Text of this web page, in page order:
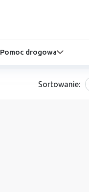
Pomoc drogowa
Sortowanie: